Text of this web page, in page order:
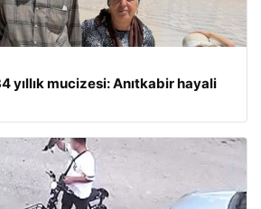
yıllık mucizesi: Anıtkabir hayali